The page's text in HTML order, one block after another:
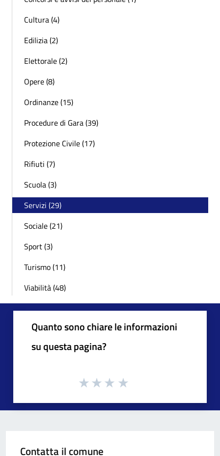
Cultura (4)
Edilizia (2)
Elettorale (2)
Opere (8)
Ordinanze (15)
Procedure di Gara (39)
Protezione Civile (17)
Rifiuti (7)
Scuola (3)
Servizi (29)
Sociale (21)
Sport (3)
Turismo (11)
Viabilità (48)
Quanto sono chiare le informazioni
su questa pagina?
Contatta il comune